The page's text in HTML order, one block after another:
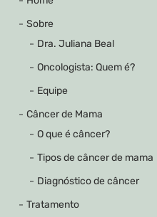
Sobre
Dra. Juliana Beal
Oncologista: Quem é?
Equipe
Câncer de Mama
O que é câncer?
Tipos de câncer de mama
Diagnóstico de câncer
Tratamento